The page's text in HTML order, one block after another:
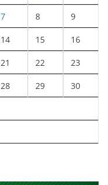
7 8 9
14 15 16
21 22 23
28 29 30